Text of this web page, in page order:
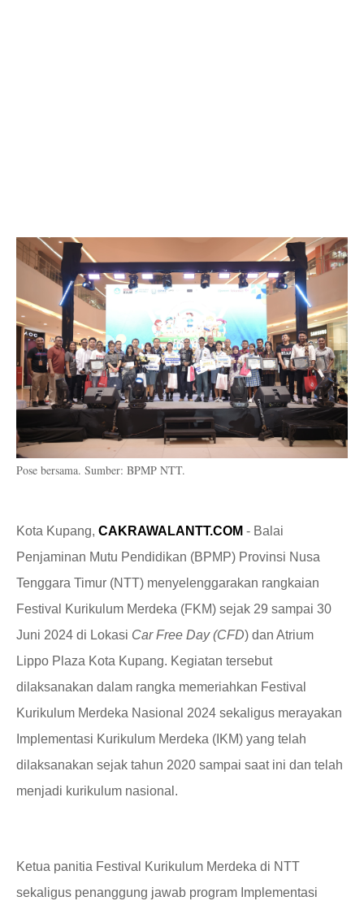
Pose bersama. Sumber: BPMP NTT.
Kota Kupang, CAKRAWALANTT.COM - Balai
Penjaminan Mutu Pendidikan (BPMP) Provinsi Nusa
Tenggara Timur (NTT) menyelenggarakan rangkaian
Festival Kurikulum Merdeka (FKM) sejak 29 sampai 30
Juni 2024 di Lokasi Car Free Day (CFD) dan Atrium
Lippo Plaza Kota Kupang. Kegiatan tersebut
dilaksanakan dalam rangka memeriahkan Festival
Kurikulum Merdeka Nasional 2024 sekaligus merayakan
Implementasi Kurikulum Merdeka (IKM) yang telah
dilaksanakan sejak tahun 2020 sampai saat ini dan telah
menjadi kurikulum nasional.
Ketua panitia Festival Kurikulum Merdeka di NTT
sekaligus penanggung jawab program Implementasi